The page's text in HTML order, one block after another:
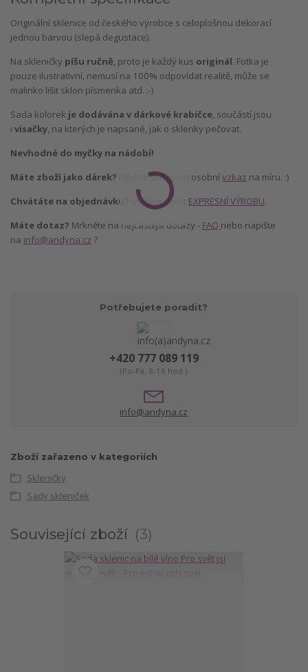
Originální sklenice od českého výrobce s celoplošnou dekorací
jednou barvou (slepá degustace).
Na skleničky píšu ručně, proto je každý kus originál. Fotka je
pouze ilustrativní, nemusí na 100% odpovídat realitě, může se
malinko lišit sklon písmenka atd. :-)
Sada kolorek je dodávána v dárkové krabičce, součástí jsou
i visačky, na kterých je napsané, jak o sklenky pečovat.
Nevhodné do myčky na nádobí!
Máte zboží jako dárek? Nechte si napsat osobnívzkaz na míru. :)
Chvátáte na objednávku?
Můžete zvolit EXPRESNÍ VÝROBU.
Máte dotaz? Mrkněte na nejčastější dotazy - FAQ nebo napište
na info@andyna.cz ?
Potřebujete poradit?
+420 777 089 119
(Po-Pá, 8-16 hod.)
info@andyna.cz
Zboží zařazeno v kategoriích
Skleničky
Sady skleniček
Související zboží 3